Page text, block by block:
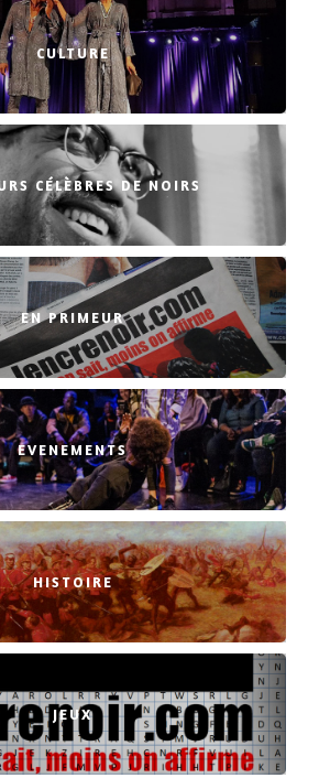
CULTURE
CÉLÈBRES DE NOIRS
EN PRIMEUR
EVENEMENTS
HISTOIRE
JEUX